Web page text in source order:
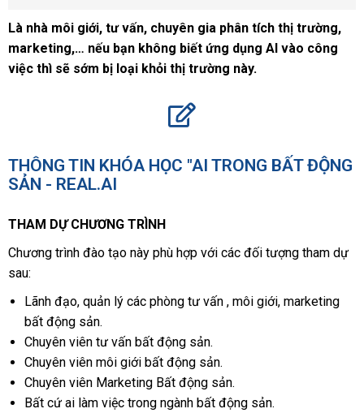
Là nhà môi giới, tư vấn, chuyên gia phân tích thị trường,
marketing,… nếu bạn không biết ứng dụng AI vào công
việc thì sẽ sớm bị loại khỏi thị trường này.
THÔNG TIN KHÓA HỌC "AI TRONG BẤT ĐỘNG
SẢN - REAL.AI
THAM DỰ CHƯƠNG TRÌNH
Chương trình đào tạo này phù hợp với các đối tượng tham dự
sau:
Lãnh đạo, quản lý các phòng tư vấn , môi giới, marketing
bất động sản.
Chuyên viên tư vấn bất động sản.
Chuyên viên môi giới bất động sản.
Chuyên viên Marketing Bất động sản.
Bất cứ ai làm việc trong ngành bất động sản.